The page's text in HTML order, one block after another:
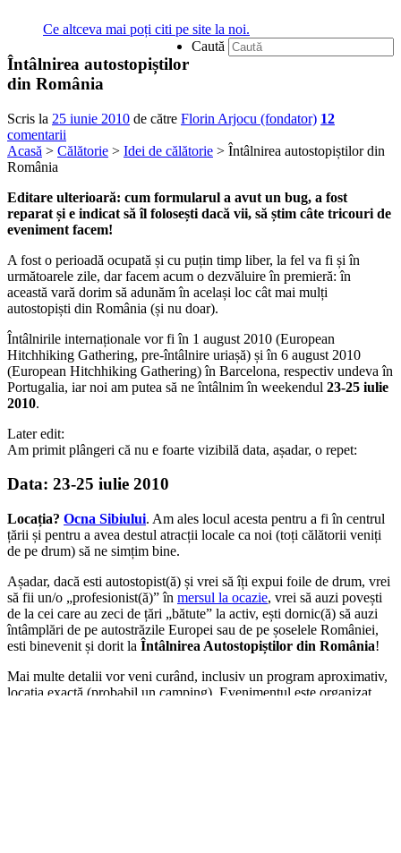
Ce altceva mai poți citi pe site la noi.
Caută
Întâlnirea autostopiștilor
din România
Scris la 25 iunie 2010 de către Florin Arjocu (fondator) 12
comentarii
Acasă > Călătorie > Idei de călătorie > Întâlnirea autostopiștilor din
România
Editare ulterioară: cum formularul a avut un bug, a fost
reparat și e indicat să îl folosești dacă vii, să știm câte tricouri de
eveniment facem!
A fost o perioadă ocupată și cu puțin timp liber, la fel va fi și în
următoarele zile, dar facem acum o dezvăluire în premieră: în
această vară dorim să adunăm în același loc cât mai mulți
autostopiști din România (și nu doar).
Întâlnirile internaționale vor fi în 1 august 2010 (European
Hitchhiking Gathering, pre-întâlnire uriașă) și în 6 august 2010
(European Hitchhiking Gathering) în Barcelona, respectiv undeva în
Portugalia, iar noi am putea să ne întâlnim în weekendul 23-25 iulie
2010.
Later edit:
Am primit plângeri că nu e foarte vizibilă data, așadar, o repet:
Data: 23-25 iulie 2010
Locația? Ocna Sibiului. Am ales locul acesta pentru a fi în centrul
țării și pentru a avea destul atracții locale ca noi (toți călătorii veniți
de pe drum) să ne simțim bine.
Așadar, dacă esti autostopist(ă) și vrei să îți expui foile de drum, vrei
să fii un/o „profesionist(ă)” în mersul la ocazie, vrei să auzi povești
de la cei care au zeci de țări „bătute” la activ, ești dornic(ă) să auzi
întâmplări de pe autostrăzile Europei sau de pe șoselele României,
esti binevenit și dorit la Întâlnirea Autostopiștilor din România!
Mai multe detalii vor veni curând, inclusiv un program aproximativ,
locația exactă (probabil un camping). Evenimentul este organizat